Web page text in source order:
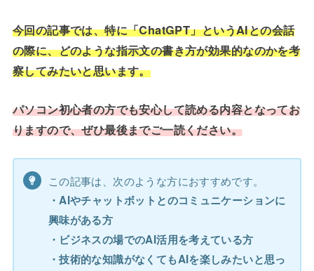
今回の記事では、特に「ChatGPT」というAIとの会話
の際に、どのような指示文の書き方が効果的なのかを考
察してみたいと思います。
パソコン初心者の方でも安心して読める内容となってお
りますので、ぜひ最後までご一読ください。
この記事は、次のような方におすすめです。
・AIやチャットボットとのコミュニケーションに
興味がある方
・ビジネスの場でのAI活用を考えている方
・技術的な知識がなくてもAIを楽しみたいと思っ